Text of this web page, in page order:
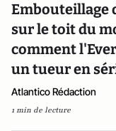
Embouteillage
sur le toit du
comment
un tueur en
Atlantico Rédaction
1 min de lecture